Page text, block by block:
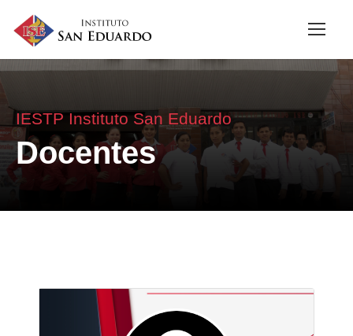
IESTP Instituto San Eduardo
Docentes